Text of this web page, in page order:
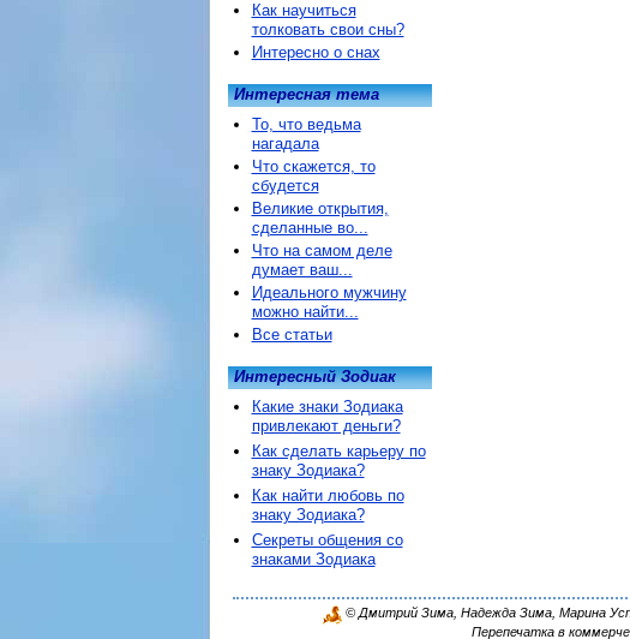
Как научиться
толковать свои сны?
Интересно о снах
Интересная тема
То, что ведьма
нагадала
Что скажется, то
сбудется
Великие открытия,
сделанные во...
Что на самом деле
думает ваш...
Идеального мужчину
можно найти...
Все статьи
Интересный Зодиак
Какие знаки Зодиака
привлекают деньги?
Как сделать карьеру по
знаку Зодиака?
Как найти любовь по
знаку Зодиака?
Секреты общения со
знаками Зодиака
© Дмитрий Зима, Надежда Зима, Марина
Перепечатка в